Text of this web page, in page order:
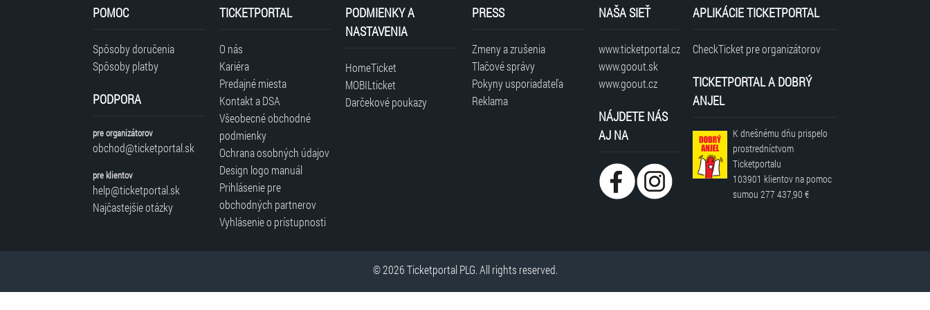
stranami.POMOC
Spôsoby doručenia
Spôsoby platby
PODPORA
pre organizátorov
obchod@ticketportal.sk
pre klientov
help@ticketportal.sk
Najčastejšie otázky
TICKETPORTAL
O nás
Kariéra
Predajné miesta
Kontakt a DSA
Všeobecné obchodné
podmienky
Ochrana osobných údajov
Design logo manuál
Prihlásenie pre
obchodných partnerov
Vyhlásenie o prístupnosti
PODMIENKY A
NASTAVENIA
HomeTicket
MOBILticket
Darčekové poukazy
PRESS
Zmeny a zrušenia
Tlačové správy
Pokyny usporiadateľa
Reklama
NAŠA SIEŤ
www.ticketportal.cz
www.goout.sk
www.goout.cz
NÁJDETE NÁS
AJ NA
APLIKÁCIE TICKETPORTAL
CheckTicket pre organizátorov
TICKETPORTAL A DOBRÝ
ANJEL
K dnešnému dňu prispelo
prostredníctvom
Ticketportalu
103901 klientov na pomoc
sumou277 437,90 €
© 2026 Ticketportal PLG. All rights reserved.